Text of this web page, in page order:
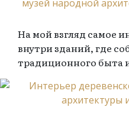
На мой взгляд самое
внутри зданий, где
традиционного быта